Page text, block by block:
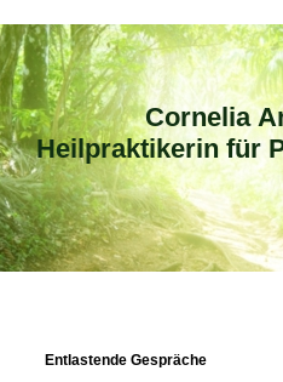
Cornelia
Heilpraktikerin für
Entlastende Gespräche